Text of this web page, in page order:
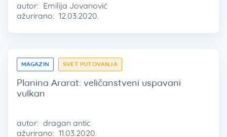
autor: Emilija Jovanović
ažurirano: 12.03.2020.
MAGAZIN SVET PUTOVANJA
Planina Ararat: veličanstveni uspavani
vulkan
autor: dragan antic
ažurirano: 11.03.2020.